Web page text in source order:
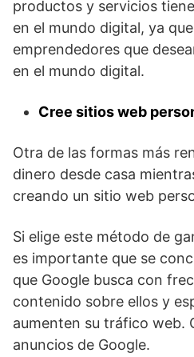
productos y servicios
en el mundo digital, ya
emprendedores que
en el mundo digital.
Cree sitios web
Otra de las formas más
dinero desde casa
creando un sitio web
Si elige este método de
es importante que se
que Google busca con
contenido sobre ellos y
aumenten su tráfico web.
anuncios de Google.